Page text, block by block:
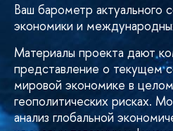
Ваш барометр актуального
экономики и
Материалы проекта дают
представление о текущем
мировой экономике в
геополитических рисках.
анализ глобальной